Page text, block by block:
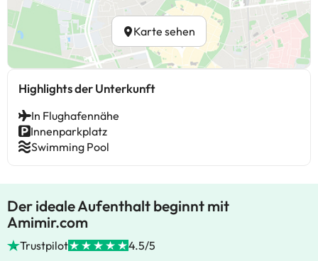
Karte sehen
Highlights der Unterkunft
In Flughafennähe
Innenparkplatz
Swimming Pool
Der ideale Aufenthalt beginnt mit
Amimir.com
Trustpilot 4.5/5